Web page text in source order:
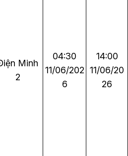
Minh
2
04:30
11/06/202
6
14:00
11/06/20
26